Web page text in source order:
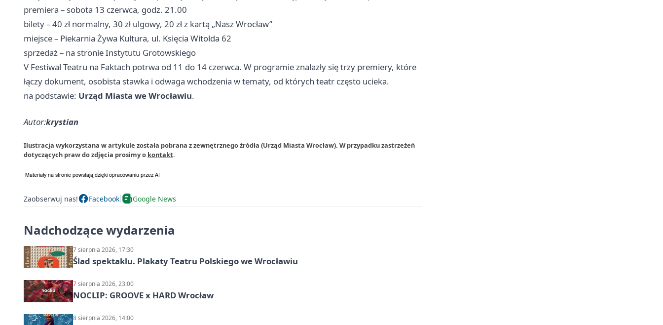
premiera – sobota 13 czerwca, godz. 21.00
bilety – 40 zł normalny, 30 zł ulgowy, 20 zł z kartą „Nasz Wrocław”
miejsce – Piekarnia Żywa Kultura, ul. Księcia Witolda 62
sprzedaż – na stronie Instytutu Grotowskiego
V Festiwal Teatru na Faktach potrwa od 11 do 14 czerwca. W programie znalazły się trzy premiery, które
łączy dokument, osobista stawka i odwaga wchodzenia w tematy, od których teatr często ucieka.
na podstawie: Urząd Miasta we Wrocławiu.
Autor:krystian
Ilustracja wykorzystana w artykule została pobrana z zewnętrznego źródła (Urząd Miasta Wrocław). W przypadku zastrzeżeń
dotyczących praw do zdjęcia prosimy o kontakt.
Zaobserwuj nas! Facebook Google News
Nadchodzące wydarzenia
7 sierpnia 2026, 17:30
Ślad spektaklu. Plakaty Teatru Polskiego we Wrocławiu
7 sierpnia 2026, 23:00
NOCLIP: GROOVE x HARD Wrocław
8 sierpnia 2026, 14:00